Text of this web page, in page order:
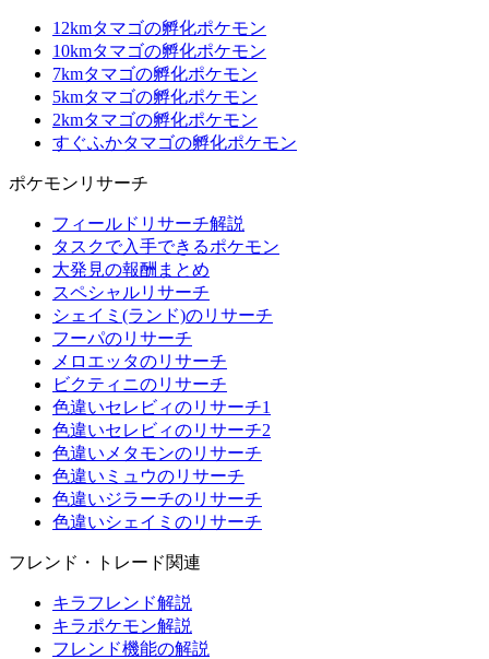
12kmタマゴの孵化ポケモン
10kmタマゴの孵化ポケモン
7kmタマゴの孵化ポケモン
5kmタマゴの孵化ポケモン
2kmタマゴの孵化ポケモン
すぐふかタマゴの孵化ポケモン
ポケモンリサーチ
フィールドリサーチ解説
タスクで入手できるポケモン
大発見の報酬まとめ
スペシャルリサーチ
シェイミ(ランド)のリサーチ
フーパのリサーチ
メロエッタのリサーチ
ビクティニのリサーチ
色違いセレビィのリサーチ1
色違いセレビィのリサーチ2
色違いメタモンのリサーチ
色違いミュウのリサーチ
色違いジラーチのリサーチ
色違いシェイミのリサーチ
フレンド・トレード関連
キラフレンド解説
キラポケモン解説
フレンド機能の解説